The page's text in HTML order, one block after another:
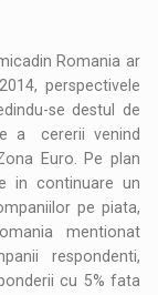
Romania ar
perspectivele
se destul de
a cererii venind
Euro. Pe plan
in continuare un
pe piata,
mentionat
respondenti,
cu 5% fata